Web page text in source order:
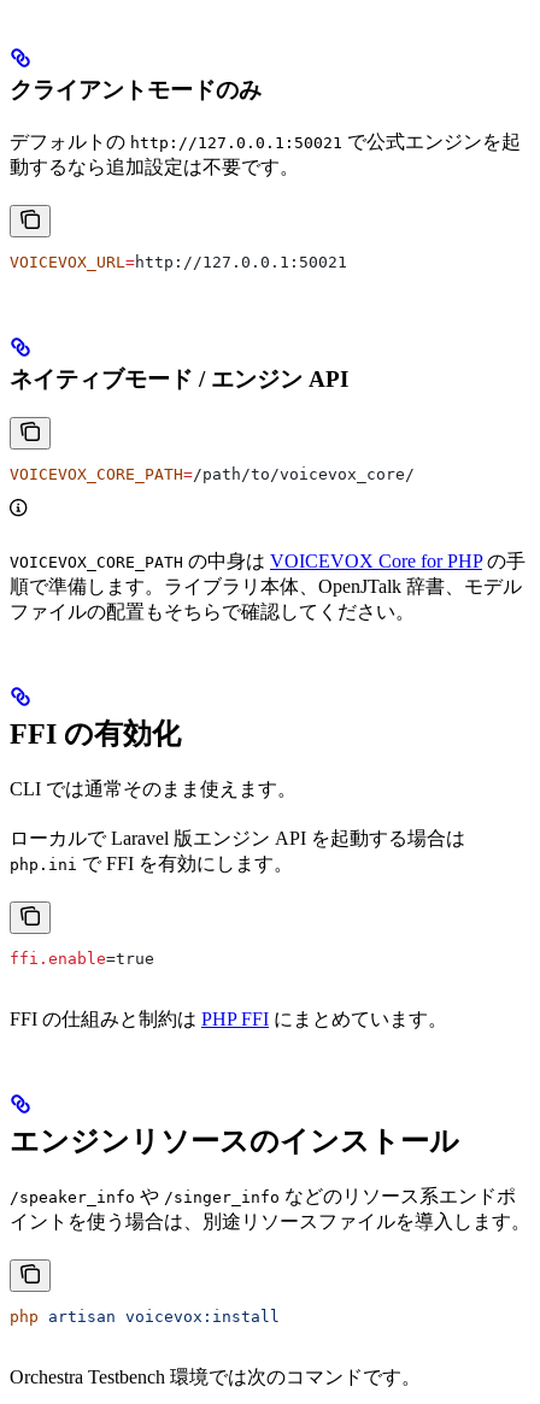
クライアントモードのみ
デフォルトの http://127.0.0.1:50021 で公式エンジンを起
動するなら追加設定は不要です。
VOICEVOX_URL =http://127.0.0.1:50021
ネイティブモード / エンジン API
VOICEVOX_CORE_PATH=/path/to/voicevox_core/
VOICEVOX_CORE_PATH の中身は VOICEVOX Core for PHPの手
順で準備します。ライブラリ本体、OpenJTalk 辞書、モデル
ファイルの配置もそちらで確認してください。
FFI の有効化
CLI では通常そのまま使えます。
ローカルで Laravel 版エンジン API を起動する場合は
php.ini で FFI を有効にします。
ffi.enable=true
FFI の仕組みと制約は PHP FFI にまとめています。
エンジンリソースのインストール
/speaker_info や /singer_info などのリソース系エンドポ
イントを使う場合は、別途リソースファイルを導入します。
php artisan voicevox:install
Orchestra Testbench 環境では次のコマンドです。